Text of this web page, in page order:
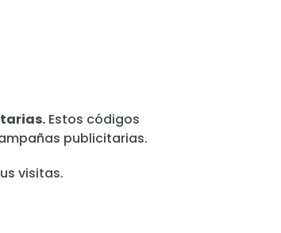
Estos códigos
publicitarias.
visitas.